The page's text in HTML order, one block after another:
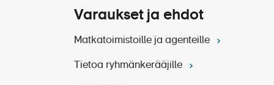
Varaukset ja ehdot
Matkatoimistoille ja agenteille
Tietoa ryhmänkerääjille